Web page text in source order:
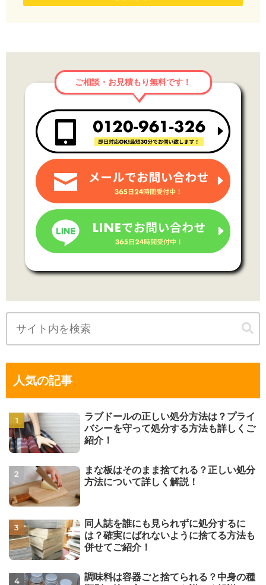
ご相談・お見積もり無料です！
人気の記事
ラブドールの正しい処分方法は？プライ
バシーを守って処分する方法も詳しくご
紹介！
まな板はそのまま捨てれる？正しい処分
方法について詳しく解説！
同人誌を誰にも見られずに処分するに
は？確実にばれないように捨てる方法も
併せてご紹介！
調味料は容器ごと捨てられる？中身の種